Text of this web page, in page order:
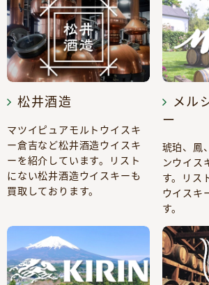
松井酒造
マツイピュアモルトウイスキ
ー倉吉など松井酒造ウイスキ
ーを紹介しています。リスト
にない松井酒造ウイスキーも
買取しております。
メル
ー
琥珀、鳳
ンウイス
す。リス
ウイスキ
す。